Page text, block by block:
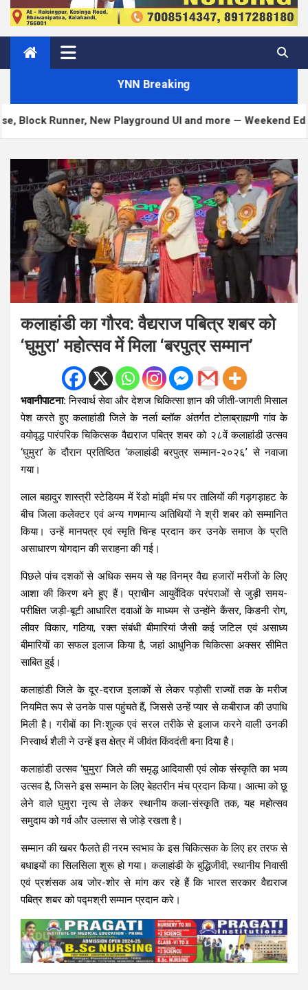
YNN Breaking
New Playground UI and more — Weekend Edition 372
कलाहांडी का गौरव: वैद्यराज पबित्र शबर को
‘घुमुरा’ महोत्सव में मिला ‘बरपुत्र सम्मान’
भवानीपाटना: निस्वार्थ सेवा और देशज चिकित्सा ज्ञान की जीती-जागती मिसाल
पेश करते हुए कलाहांडी जिले के नर्ला ब्लॉक अंतर्गत टोलाब्राह्मणी गांव के
वयोवृद्ध पारंपरिक चिकित्सक वैद्यराज पबित्र शबर को २८वें कलाहांडी उत्सव
‘घुमुरा’ के दौरान प्रतिष्ठित ‘कलाहांडी बरपुत्र सम्मान-२०२६’ से नवाजा
गया।
लाल बहादुर शास्त्री स्टेडियम में रेंडो मांझी मंच पर तालियों की गड़गड़ाहट के
बीच जिला कलेक्टर एवं अन्य गणमान्य अतिथियों ने श्री शबर को सम्मानित
किया। उन्हें मानपत्र एवं स्मृति चिन्ह प्रदान कर उनके समाज के प्रति
असाधारण योगदान की सराहना की गई।
पिछले पांच दशकों से अधिक समय से यह विनम्र वैद्य हजारों मरीजों के लिए
आशा की किरण बने हुए हैं। प्राचीन आयुर्वेदिक परंपराओं से जुड़ी समय-
परीक्षित जड़ी-बूटी आधारित दवाओं के माध्यम से उन्होंने कैंसर, किडनी रोग,
लीवर विकार, गठिया, रक्त संबंधी बीमारियां जैसी कई जटिल एवं असाध्य
बीमारियों का सफल इलाज किया है, जहां आधुनिक चिकित्सा अक्सर सीमित
साबित हुई।
कलाहांडी जिले के दूर-दराज इलाकों से लेकर पड़ोसी राज्यों तक के मरीज
नियमित रूप से उनके पास पहुंचते हैं, जिससे उन्हें प्यार से कबीराज की उपाधि
मिली है। गरीबों का निःशुल्क एवं सरल तरीके से इलाज करने वाली उनकी
निस्वार्थ शैली ने उन्हें इस क्षेत्र में जीवंत किंवदंती बना दिया है।
कलाहांडी उत्सव ‘घुमुरा’ जिले की समृद्ध आदिवासी एवं लोक संस्कृति का भव्य
उत्सव है, जिसने इस सम्मान के लिए बेहतरीन मंच प्रदान किया। आत्मा को छू
लेने वाले घुमुरा नृत्य से लेकर स्थानीय कला-संस्कृति तक, यह महोत्सव
समुदाय को गर्व और उल्लास से जोड़े रखता है।
सम्मान की खबर फैलते ही नरम स्वभाव के इस चिकित्सक के लिए हर तरफ से
बधाइयों का सिलसिला शुरू हो गया। कलाहांडी के बुद्धिजीवी, स्थानीय निवासी
एवं प्रशंसक अब जोर-शोर से मांग कर रहे हैं कि भारत सरकार वैद्यराज
पबित्र शबर को पद्मश्री सम्मान प्रदान करे।